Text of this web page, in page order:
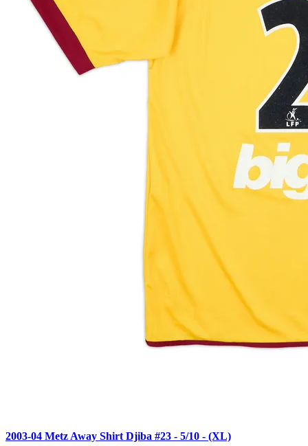
2003-04 Metz Away Shirt Djiba #23 - 5/10 - (XL)